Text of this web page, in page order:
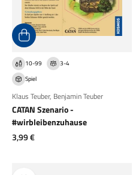
10-99
3-4
Spiel
Klaus Teuber, Benjamin Teuber
CATAN Szenario -
#wirbleibenzuhause
Angebot
3,99 €